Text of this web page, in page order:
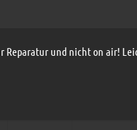
Reparatur und nicht on air!